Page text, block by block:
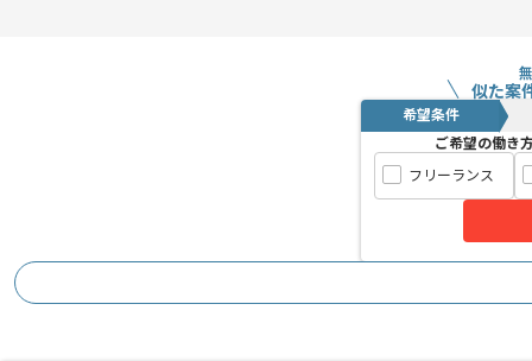
似た案
希望条件
ご希望の働き
フリーランス